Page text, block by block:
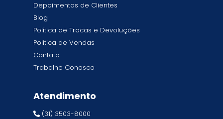
Depoimentos de Clientes
Blog
Política de Trocas e Devoluções
Política de Vendas
Contato
Trabalhe Conosco
Atendimento
(31) 3503-8000